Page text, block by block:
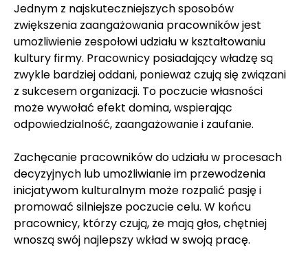
Jednym z najskuteczniejszych sposobów
zwiększenia zaangażowania pracowników jest
umożliwienie zespołowi udziału w kształtowaniu
kultury firmy. Pracownicy posiadający władzę są
zwykle bardziej oddani, ponieważ czują się związani
z sukcesem organizacji. To poczucie własności
może wywołać efekt domina, wspierając
odpowiedzialność, zaangażowanie i zaufanie.
Zachęcanie pracowników do udziału w procesach
decyzyjnych lub umożliwianie im przewodzenia
inicjatywom kulturalnym może rozpalić pasję i
promować silniejsze poczucie celu. W końcu
pracownicy, którzy czują, że mają głos, chętniej
wnoszą swój najlepszy wkład w swoją pracę.